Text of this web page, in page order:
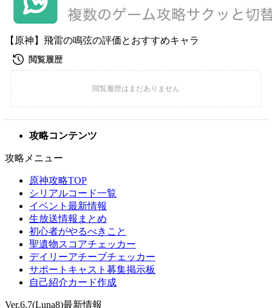
【原神】飛雷の鳴弦の評価とおすすめキャラ
攻略コンテンツ
攻略メニュー
原神攻略TOP
シリアルコード一覧
イベント最新情報
生放送情報まとめ
初心者がやるべきこと
聖遺物スコアチェッカー
デイリーアチーブチェッカー
サポートキャスト募集掲示板
自己紹介カード作成
Ver.6.7(Luna8)最新情報